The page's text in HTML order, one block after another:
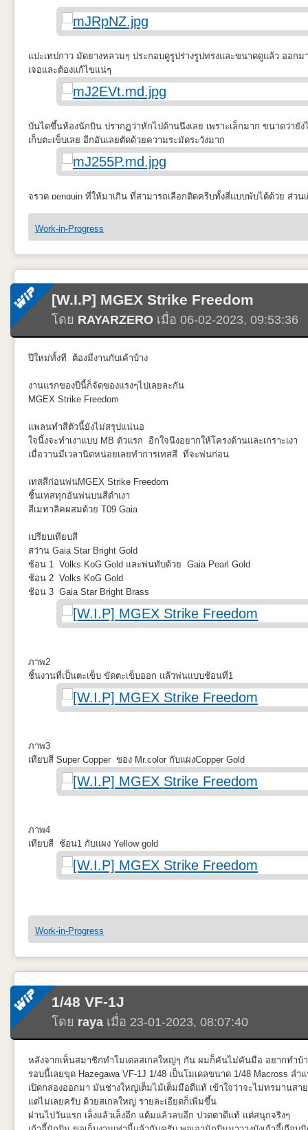
ท่าที่เปิดตัวตอนแรก ทิ้งตัวลงมาจากเครื่องบินขนส่ง ทิ้งตัวลงมาในร่าง
แปะเทปกาว มัดยางหลวมๆ ประกอบดูรูปร่างรูปทรงและขนาดดูแล้ว ออก
เจอและต้องแก้ไขแน่ๆ
บันไดขึ้นห้องนักบิน ปรากฏว่าหักไปด้านนึงเลย เพราะเล็กมาก ขนาดว่ายั
เก็บตะเข็บเลย อีกอันเลยตัดด้วยความระมัดระวังมาก
จรวด penquin ที่ให้มาเกิน ที่สามารถเลือกติดครีบทั้งสี่แบบพับได้ด้วย ส่ว
ก่อนกระแทกแพนหางแนวนอนด้านท้ายหมุดสี่ตัวก็ห้ามไปเฉือนออกแหละ
ส่วนห้องนักบินก็เจาะด้านคนขับฝั่งขวาออก จะเหมือนของ Hasegawa หลั
หน้าเทปกาวเผยอ ส่วนด้านในลืมแปะตรงกลางกระจกเลยสีดำพ่นติดแต่เอ
บ้าง
มีที่นั่งให้เลือกติด แต่ก็ติดไปตามใบต่อไม่ได้ปรับที่นั่งอะไร ส่วน
หลุมล้อก็โบ๋/ผนังด้านใน นรกมาก แต่ก็เตรียมการไว้ละ
มุมจากด้านในจะเห็นชัดเจนเลย หลุมสองด้านเลยเอากระดาษแปะรอไว้ทั้
โค้ง
ประตูห้องนักบินด้านขวาตัดออกเตรียมทำรายละเอียดตามรูปอ้างอิง
เห็นอนาคตเล็กน้อย กับการประกบชิ้นทั้งสองด้านของลำตัว เกยสูงด้านต่ำ
ตรงประตูเลื่อนได้มือจับจากเก้าอี้ส่วนที่ไม่ได้ใช้ มาติดเสริมตามตำแหน่งใ
Cabin ที่นั่งด้านในมุมที่หนึ่งและจุดที่เจาะ STEP สำหรับปืนข้างลำตัวด้าน
อีกหนึ่งมุมแนวนอน และตำแหน่งติดตั้งถังเชื้อเพลิงภายนอกที่ทำสีดำด้านไ
เพิ่มเติม RACK อุปกรณ์วิทยุหลังนักบินฝั่งขวาและที่วางอุปกรณ์กู้ชีพที่มุมด้
ทาแล้วไม่ค่อนเรียบและดันแววไม่ด้านซะอีกเลยเอาแดงด้าน XF-7 ของ
แผ่นปิดครอบห้องนักบิน ไม่ต่อยตรงตามข้อมูลเลยต้องดัดแปลงทำครอบปิด
ตอนลองครั้งแรกมันไม่มีเส้นนูนๆที่ต้องเพิ่ม เลยไม่ติดขัดอะไร
Work-in-Progress
[W.I.P] MGEX Strike Freedom
โดย RAYARZERO เมื่อ 06-02-2023, 09:53:36
ปีใหม่ทั้งที ต้องมีงานกับเค้าบ้าง
งานแรกของปีนี้ก็จัดของแรงๆไปเลยละกัน
MGEX Strike Freedom
แพลนทำสีตัวนี้ยังไม่สรุปแน่นอ
ใจนึังจะทำเงาแบบ MB ตัวแรก อีกใจนึงอยากให้โครงด้านและเกราะเงา
เมื่อวานมีเวลานิดหน่อยเลยทำการเทสสี ที่จะพ่นก่อน
เทสสีก่อนพ่นMGEX Strike Freedom
ชิ้นเทสทุกอันพ่นบนสีดำเงา
สีเมทาลิคผสมด้วย T09 Gaia
เปรียบเทียบสี
สว่าน Gaia Star Bright Gold
ช้อน 1 Volks KoG Gold และพ่นทับด้วย Gaia Pearl Gold
ช้อน 2 Volks KoG Gold
ช้อน 3 Gaia Star Bright Brass
ภาพ2
ชิ้นงานที่เป็นตะเข็บ ขัดตะเข็บออก แล้วพ่นแบบช้อนที่1
ภาพ3
เทียบสี Super Copper ของ Mr.color กับแผงCopper Gold
ภาพ4
เทียบสี ช้อน1 กับแผง Yellow gold
ปัญหาที่พบหลังเทสรอบนี้คือ
Real Gold ของไกอาพอเปลี่ยนทินเนอร์มาผสมตัว Smooth ของ
หน้า ไม่แน่ใจว่าเกิดเพราะชั้นสียังไม่แห้งดีหรือไม่
ไว้ต้องโอกาศเทสใหม่
Work-in-Progress
1/48 VF-1J
โดย raya เมื่อ 23-01-2023, 08:07:40
หลังจากเห็นสมาชิกทำโมเดลสเกลใหญ่ๆ กัน ผมก็คันไม่คันมือ อยากทำบ้
รอบนี้เลยขุด Hazegawa VF-1J 1/48 เป็นโมเดลขนาด 1/48 Macross ล
เปิดกล่องออกมา มันช่างใหญ่เต็มไม้เต็มมือดีแท้ เข้าใจว่าจะไม่ทรมานสา
แต่ไม่เลยครับ ด้วยสเกลใหญ่ รายละเอียดก็เพิ่มขึ้น
ผ่านไปวันแรก เล็งแล้วเล็งอีก แต้มแล้วลบอีก ปวดตาดีแท้ แต่สนุกจริงๆ